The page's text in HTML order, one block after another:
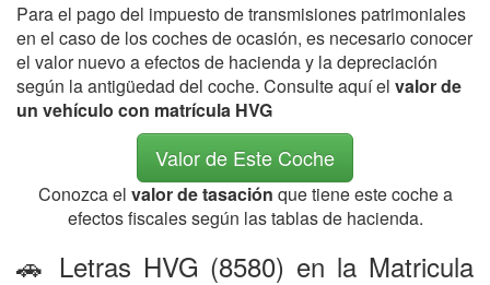
Para el pago del impuesto de transmisiones patrimoniales
en el caso de los coches de ocasión, es necesario conocer
el valor nuevo a efectos de hacienda y la depreciación
según la antigüedad del coche. Consulte aquí el valor de
un vehículo con matrícula HVG
Valor de Este Coche
Conozca el valor de tasación que tiene este coche a
efectos fiscales según las tablas de hacienda.
🚗 Letras HVG (8580) en la Matricula